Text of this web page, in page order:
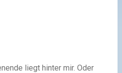
liegt hinter mir. Oder